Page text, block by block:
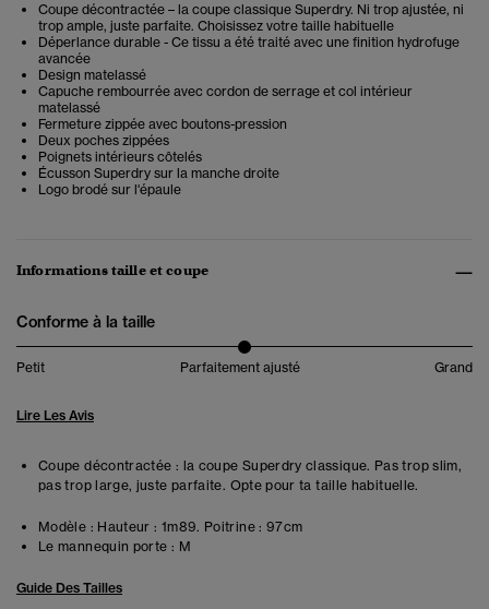
Coupe décontractée – la coupe classique Superdry. Ni trop ajustée, ni
trop ample, juste parfaite. Choisissez votre taille habituelle
Déperlance durable - Ce tissu a été traité avec une finition hydrofuge
avancée
Design matelassé
Capuche rembourrée avec cordon de serrage et col intérieur
matelassé
Fermeture zippée avec boutons-pression
Deux poches zippées
Poignets intérieurs côtelés
Écusson Superdry sur la manche droite
Logo brodé sur l'épaule
Informations taille et coupe
Conforme à la taille
Petit Parfaitement ajusté Grand
Lire Les Avis
Coupe décontractée : la coupe Superdry classique. Pas trop slim,
pas trop large, juste parfaite. Opte pour ta taille habituelle.
Modèle : Hauteur : 1m89. Poitrine : 97cm
Le mannequin porte : M
Guide Des Tailles